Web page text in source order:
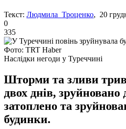
Текст: Людмила Троценко, 20
0
335
Фото: TRT Haber
Наслідки негоди у Туреччині
Шторми та зливи
двох днів, зруйновано
затоплено та
будинки.